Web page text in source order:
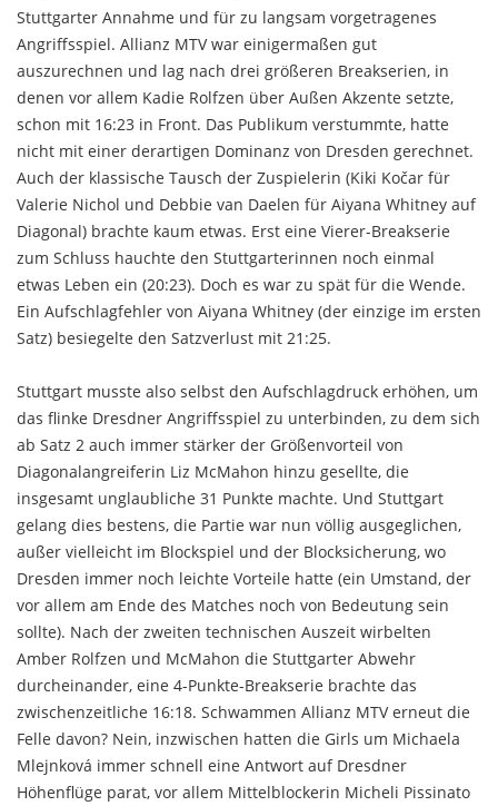
Stuttgarter Annahme und für zu langsam vorgetragenes
Angriffsspiel. Allianz MTV war einigermaßen gut
auszurechnen und lag nach drei größeren Breakserien, in
denen vor allem Kadie Rolfzen über Außen Akzente setzte,
schon mit 16:23 in Front. Das Publikum verstummte, hatte
nicht mit einer derartigen Dominanz von Dresden gerechnet.
Auch der klassische Tausch der Zuspielerin (Kiki Kočar für
Valerie Nichol und Debbie van Daelen für Aiyana Whitney auf
Diagonal) brachte kaum etwas. Erst eine Vierer-Breakserie
zum Schluss hauchte den Stuttgarterinnen noch einmal
etwas Leben ein (20:23). Doch es war zu spät für die Wende.
Ein Aufschlagfehler von Aiyana Whitney (der einzige im ersten
Satz) besiegelte den Satzverlust mit 21:25.
Stuttgart musste also selbst den Aufschlagdruck erhöhen, um
das flinke Dresdner Angriffsspiel zu unterbinden, zu dem sich
ab Satz 2 auch immer stärker der Größenvorteil von
Diagonalangreiferin Liz McMahon hinzu gesellte, die
insgesamt unglaubliche 31 Punkte machte. Und Stuttgart
gelang dies bestens, die Partie war nun völlig ausgeglichen,
außer vielleicht im Blockspiel und der Blocksicherung, wo
Dresden immer noch leichte Vorteile hatte (ein Umstand, der
vor allem am Ende des Matches noch von Bedeutung sein
sollte). Nach der zweiten technischen Auszeit wirbelten
Amber Rolfzen und McMahon die Stuttgarter Abwehr
durcheinander, eine 4-Punkte-Breakserie brachte das
zwischenzeitliche 16:18. Schwammen Allianz MTV erneut die
Felle davon? Nein, inzwischen hatten die Girls um Michaela
Mlejnková immer schnell eine Antwort auf Dresdner
Höhenflüge parat, vor allem Mittelblockerin Micheli Pissinato